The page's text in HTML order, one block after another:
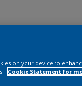
2024
on your device to
Cookie Statement for